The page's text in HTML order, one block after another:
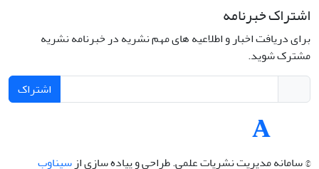
اشتراک خبرنامه
برای دریافت اخبار و اطلاعیه های مهم نشریه در خبرنامه نشریه
مشترک شوید.
اشتراک
© سامانه مدیریت نشریات علمی.طراحی و پیاده سازی از سیناوب